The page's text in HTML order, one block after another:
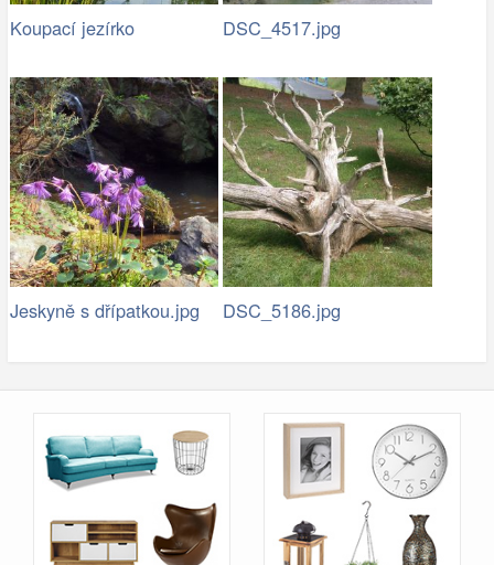
Koupací jezírko DSC_4517.jpg
Jeskyně s dřípatkou.jpg DSC_5186.jpg